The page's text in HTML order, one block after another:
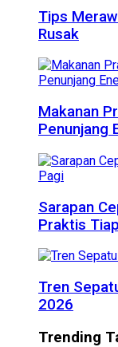
Tips
Rusak
Makanan
Penunjang
Sarapan
Praktis
Tren
2026
Trending